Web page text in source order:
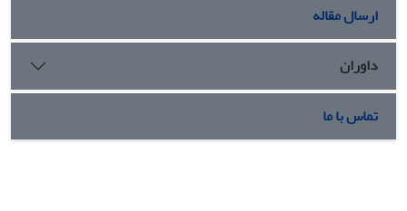
ارسال مقاله
داوران
تماس با ما